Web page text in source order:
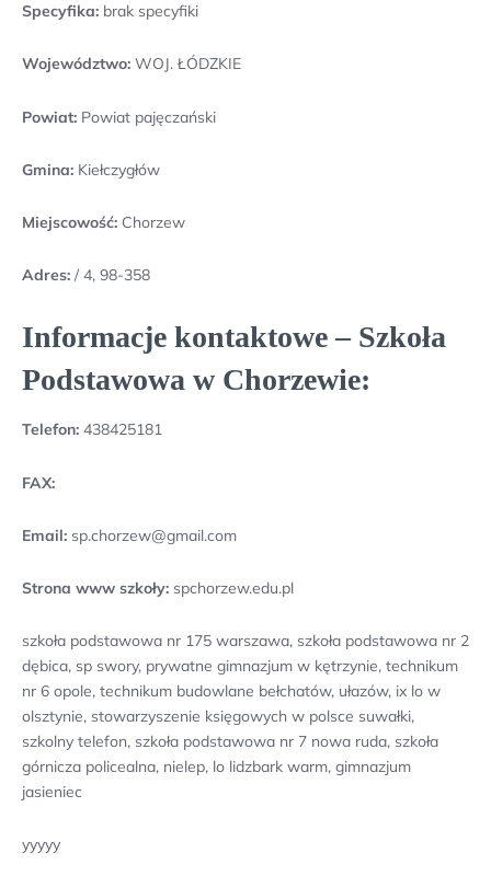
Specyfika: brak specyfiki
Województwo: WOJ. ŁÓDZKIE
Powiat: Powiat pajęczański
Gmina: Kiełczygłów
Miejscowość: Chorzew
Adres: / 4, 98-358
Informacje kontaktowe – Szkoła
Podstawowa w Chorzewie:
Telefon: 438425181
FAX:
Email: sp.chorzew@gmail.com
Strona www szkoły: spchorzew.edu.pl
szkoła podstawowa nr 175 warszawa, szkoła podstawowa nr 2
dębica, sp swory, prywatne gimnazjum w kętrzynie, technikum
nr 6 opole, technikum budowlane bełchatów, ułazów, ix lo w
olsztynie, stowarzyszenie księgowych w polsce suwałki,
szkolny telefon, szkoła podstawowa nr 7 nowa ruda, szkoła
górnicza policealna, nielep, lo lidzbark warm, gimnazjum
jasieniec
yyyyy